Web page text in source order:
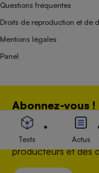
Abonnez-vous !
Bénéficiez d'une
une association
producteurs et des
Questions fréquentes
Droits de reproduction et de
Mentions légales
Panel
Association indépendante
distributeurs depuis 1951.
Tests Actus